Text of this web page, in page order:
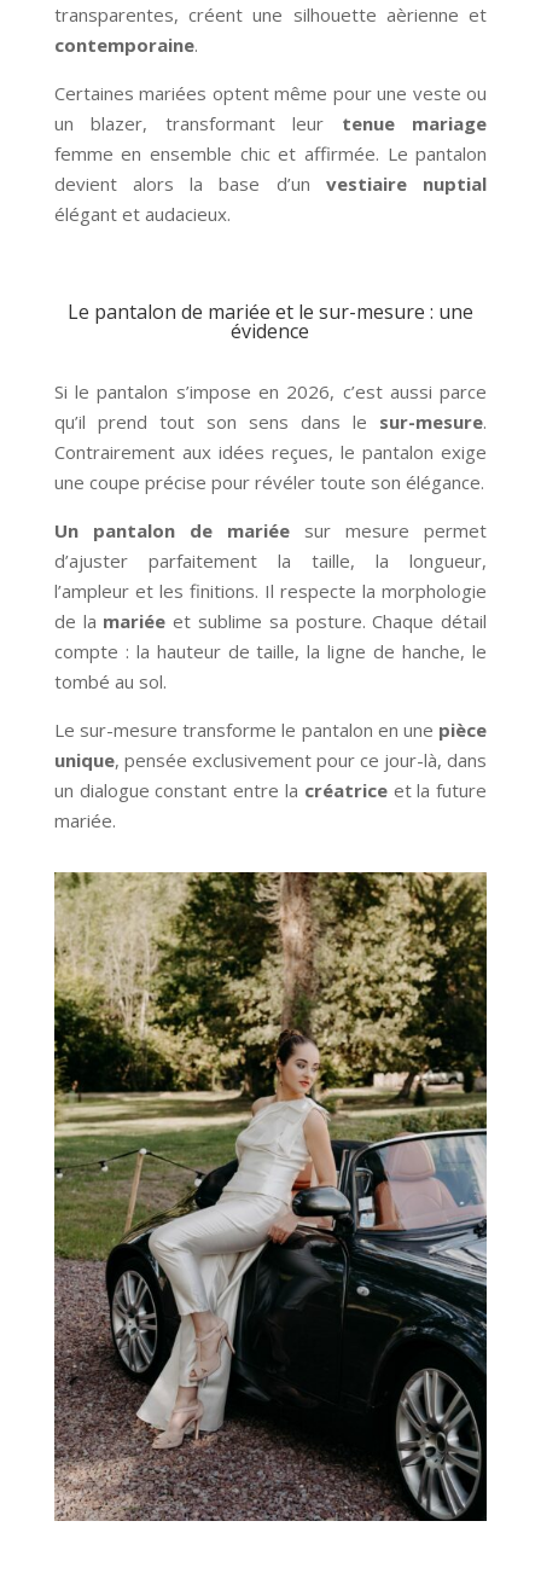
transparentes, créent une silhouette aèrienne et
contemporaine.
Certaines mariées optent même pour une veste ou
un blazer, transformant leur tenue mariage
femme en ensemble chic et affirmée. Le pantalon
devient alors la base d’un vestiaire nuptial
élégant et audacieux.
Le pantalon de mariée et le sur-mesure : une
évidence
Si le pantalon s’impose en 2026, c’est aussi parce
qu’il prend tout son sens dans le sur-mesure.
Contrairement aux idées reçues, le pantalon exige
une coupe précise pour révéler toute son élégance.
Un pantalon de mariée sur mesure permet
d’ajuster parfaitement la taille, la longueur,
l’ampleur et les finitions. Il respecte la morphologie
de la mariée et sublime sa posture. Chaque détail
compte : la hauteur de taille, la ligne de hanche, le
tombé au sol.
Le sur-mesure transforme le pantalon en une pièce
unique, pensée exclusivement pour ce jour-là, dans
un dialogue constant entre la créatriceet la future
mariée.